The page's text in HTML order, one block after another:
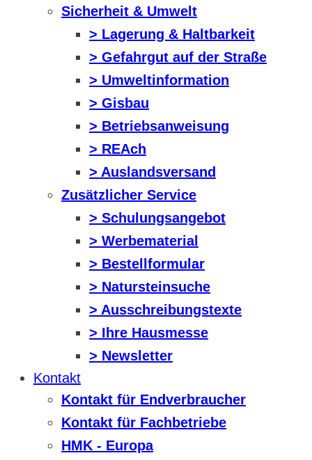
Sicherheit & Umwelt
> Lagerung & Haltbarkeit
> Gefahrgut auf der Straße
> Umweltinformation
> Gisbau
> Betriebsanweisung
> REAch
> Auslandsversand
Zusätzlicher Service
> Schulungsangebot
> Werbematerial
> Bestellformular
> Natursteinsuche
> Ausschreibungstexte
> Ihre Hausmesse
> Newsletter
Kontakt
Kontakt für Endverbraucher
Kontakt für Fachbetriebe
HMK - Europa